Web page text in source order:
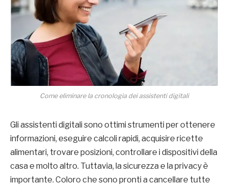
Come eliminare la cronologia dei assistenti digitali
Gli assistenti digitali sono ottimi strumenti per ottenere
informazioni, eseguire calcoli rapidi, acquisire ricette
alimentari, trovare posizioni, controllare i dispositivi della
casa e molto altro. Tuttavia, la sicurezza e la privacy è
importante. Coloro che sono pronti a cancellare tutte